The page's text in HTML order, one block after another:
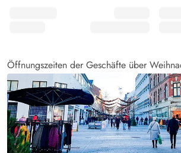
Öffnungszeiten der Geschäfte über